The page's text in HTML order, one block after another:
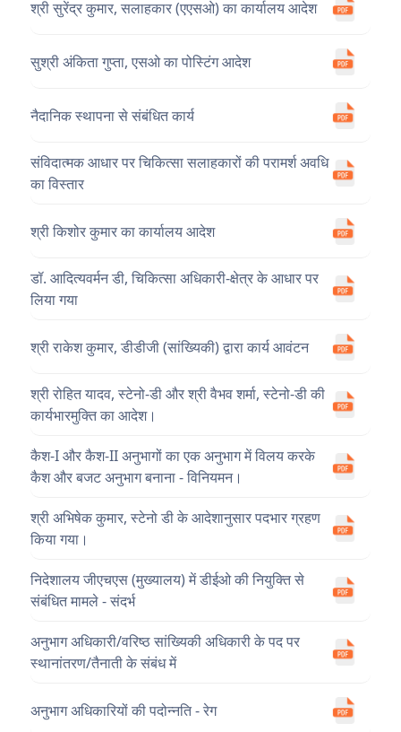
श्री सुरेंद्र कुमार, सलाहकार (एएसओ) का कार्यालय आदेश
सुश्री अंकिता गुप्ता, एसओ का पोस्टिंग आदेश
नैदानिक ​​स्थापना से संबंधित कार्य
संविदात्मक आधार पर चिकित्सा सलाहकारों की परामर्श अवधि
का विस्तार
श्री किशोर कुमार का कार्यालय आदेश
डॉ. आदित्यवर्मन डी, चिकित्सा अधिकारी-क्षेत्र के आधार पर
लिया गया
श्री राकेश कुमार, डीडीजी (सांख्यिकी) द्वारा कार्य आवंटन
श्री रोहित यादव, स्टेनो-डी और श्री वैभव शर्मा, स्टेनो-डी की
कार्यभारमुक्ति का आदेश।
कैश-I और कैश-II अनुभागों का एक अनुभाग में विलय करके
कैश और बजट अनुभाग बनाना - विनियमन।
श्री अभिषेक कुमार, स्टेनो डी के आदेशानुसार पदभार ग्रहण
किया गया।
निदेशालय जीएचएस (मुख्यालय) में डीईओ की नियुक्ति से
संबंधित मामले - संदर्भ
अनुभाग अधिकारी/वरिष्ठ सांख्यिकी अधिकारी के पद पर
स्थानांतरण/तैनाती के संबंध में
अनुभाग अधिकारियों की पदोन्नति - रेग